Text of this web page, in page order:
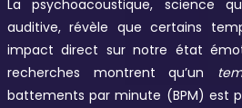
La psychoacoustique, science
auditive, révèle que certains
impact direct sur notre état
recherches montrent qu’un
battements par minute (BPM) est